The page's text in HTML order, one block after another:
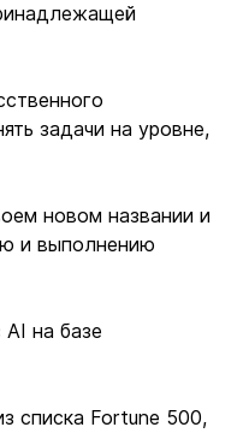
задачи на уровне,
новом названии и
и выполнению
на базе
списка Fortune 500,